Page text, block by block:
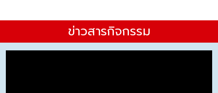
ข่าวสารกิจกรรม